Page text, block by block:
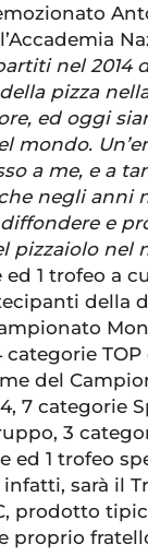
nel 2014
pizza
ed oggi
mondo.
a me, e a
negli anni
e
pizzaiolo nel
1 trofeo a
della
categorie
del
7 categorie
3
ed 1 trofeo
sarà il
prodotto
proprio